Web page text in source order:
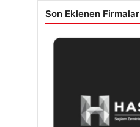
Son Eklenen Firmalar